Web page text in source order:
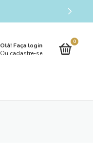
Olá! Faça login
Ou cadastre-se
0